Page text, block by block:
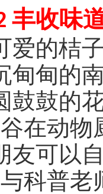
丰收味
爱的桔
甸甸的
鼓鼓的
在动物
友可以
科普老